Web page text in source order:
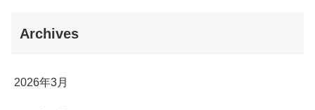
Archives
2026年3月